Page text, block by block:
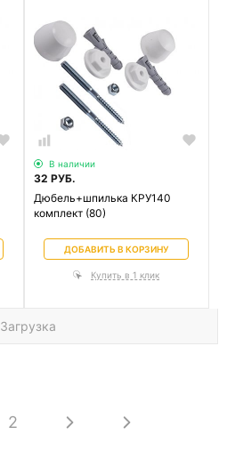
В наличии
32 РУБ.
Дюбель+шпилька КРУ140
комплект (80)
ДОБАВИТЬ В КОРЗИНУ
Купить в 1 клик
Загрузка
2